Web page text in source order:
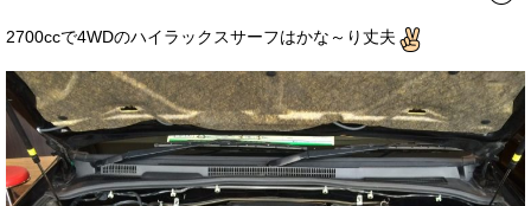
2700ccで4WDのハイラックスサーフはかな～り丈夫